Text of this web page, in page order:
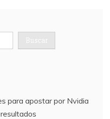
Buscar
para apostar por Nvidia